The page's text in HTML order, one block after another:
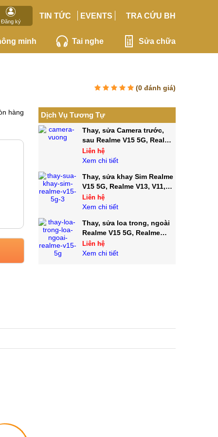
Đăng ký
TIN TỨC EVENTS TRA CỨU BH
minh Tai nghe Sửa chữa
(0 đánh giá)
hàng Dịch Vụ Tương Tự
Thay, sửa Camera trước,
sau Realme V15 5G, Realme
V13, V11, V11S
Liên hệ
Xem chi tiết
Thay, sửa khay Sim Realme
V15 5G, Realme V13, V11,
V11S
Liên hệ
Xem chi tiết
Thay, sửa loa trong, ngoài
Realme V15 5G, Realme
V13, V11, V11S
Liên hệ
Xem chi tiết